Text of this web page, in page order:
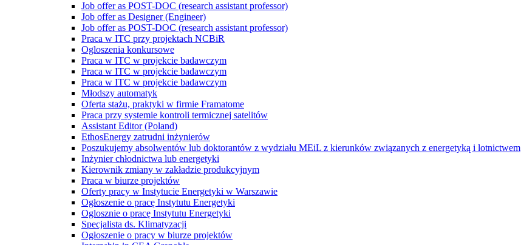
Job offer as POST-DOC (research assistant professor)
Job offer as Designer (Engineer)
Job offer as POST-DOC (research assistant professor)
Praca w ITC przy projektach NCBiR
Ogloszenia konkursowe
Praca w ITC w projekcie badawczym
Praca w ITC w projekcie badawczym
Praca w ITC w projekcie badawczym
Młodszy automatyk
Oferta stażu, praktyki w firmie Framatome
Praca przy systemie kontroli termicznej satelitów
Assistant Editor (Poland)
EthosEnergy zatrudni inżynierów
Poszukujemy absolwentów lub doktorantów z wydziału MEiL z kierunków związanych z energetyką i lotnictwem
Inżynier chłodnictwa lub energetyki
Kierownik zmiany w zakładzie produkcyjnym
Praca w biurze projektów
Oferty pracy w Instytucie Energetyki w Warszawie
Ogłoszenie o pracę Instytutu Energetyki
Oglosznie o pracę Instytutu Energetyki
Specjalista ds. Klimatyzacji
Ogłoszenie o pracy w biurze projektów